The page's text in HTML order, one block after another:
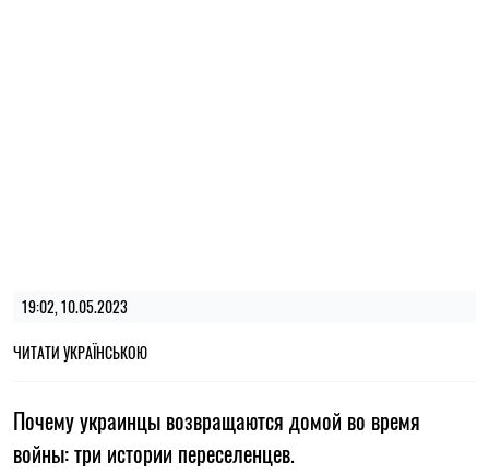
19:02, 10.05.2023
ЧИТАТИ УКРАЇНСЬКОЮ
Почему украинцы возвращаются домой во время
войны: три истории переселенцев.